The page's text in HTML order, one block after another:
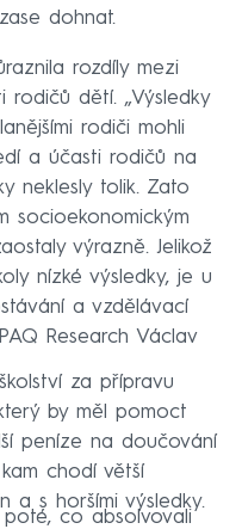
dohnat.
rozdíly mezi
rodičů dětí. „Výsledky
rodiči mohli
a účasti rodičů na
neklesly tolik. Zato
socioekonomickým
výrazně. Jelikož
nízké výsledky, je u
a vzdělávací
Research Václav
za přípravu
by měl pomoct
peníze na doučování
chodí větší
a s horšími výsledky.
co absolvovali